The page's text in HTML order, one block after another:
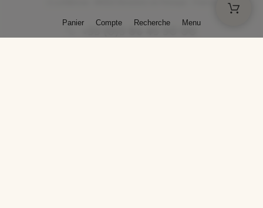
+33 (0)3 86 45 50 00
Panier Compte Recherche Menu